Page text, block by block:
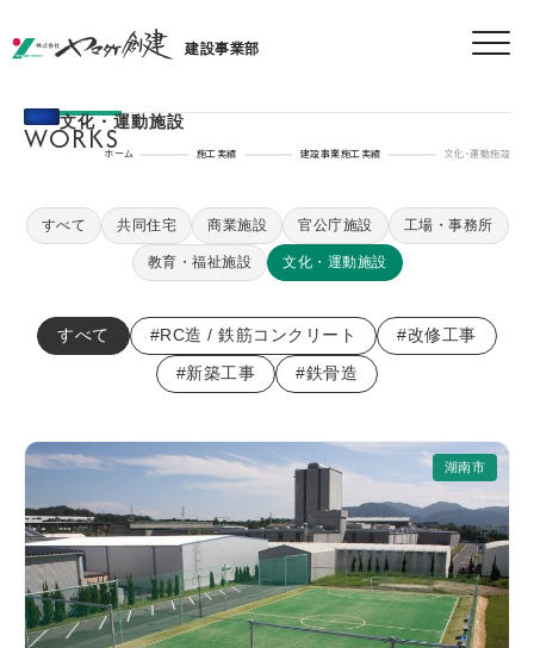
建設事業部
文化・運動施設
WORKSホーム 施工実績 建設事業施工実績 文化・運動施設
すべて 共同住宅 商業施設 官公庁施設 工場・事務所
教育・福祉施設 文化・運動施設
すべて #RC造 / 鉄筋コンクリート
#改修工事
#新築工事
#鉄骨造
湖南市